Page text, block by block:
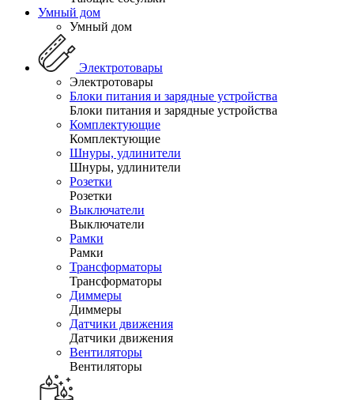
Умный дом
Умный дом
Электротовары
Электротовары
Блоки питания и зарядные устройства
Блоки питания и зарядные устройства
Комплектующие
Комплектующие
Шнуры, удлинители
Шнуры, удлинители
Розетки
Розетки
Выключатели
Выключатели
Рамки
Рамки
Трансформаторы
Трансформаторы
Диммеры
Диммеры
Датчики движения
Датчики движения
Вентиляторы
Вентиляторы